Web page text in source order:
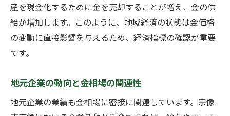
地元経済と金相場の関係性を宗像市東郷で考察
する
宗像市の主要産業と金市場の相互作用
地元消費者の購買力と金需要の関係
地方経済の変化と金価格の相関
住宅市場の動向と金の需要
産を現金化するために金を売却することが増え、金の供
給が増加します。このように、地域経済の状態は金価格
の変動に直接影響を与えるため、経済指標の確認が重要
です。
地元企業の動向と金相場の関連性
地元企業の業績も金相場に密接に関連しています。宗像